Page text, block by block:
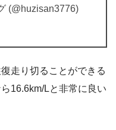
(@huzisan3776)
走り切ることができる
16.6km/Lと非常に良い